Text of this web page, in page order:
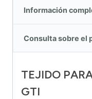
Información
Consulta sobre el
TEJIDO
GTI